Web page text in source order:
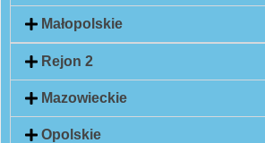
Rejon 2
Mazowieckie
Opolskie
Małopolskie